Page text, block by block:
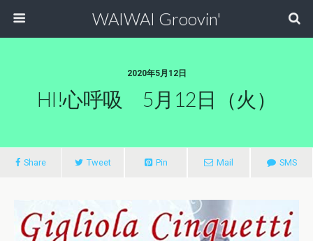
WAIWAI Groovin'
2020年5月12日
HI!心呼吸 5月12日（火）
Share Tweet Pin Mail SMS